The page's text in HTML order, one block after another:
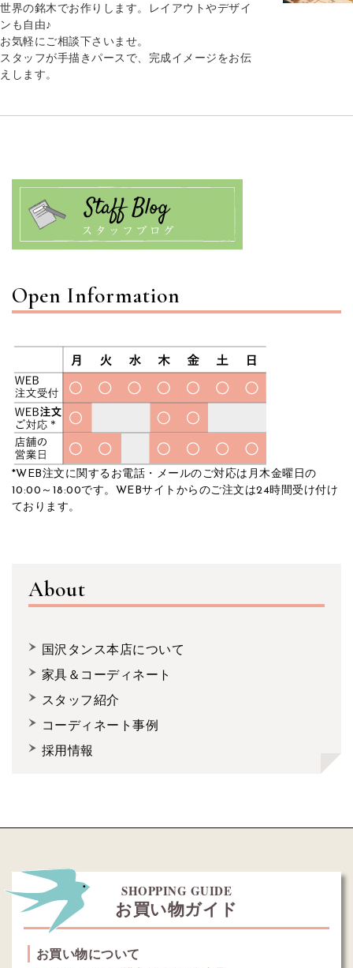
世界の銘木でお作りします。レイアウトやデザイ
ンも自由♪
お気軽にご相談下さいませ。
スタッフが手描きパースで、完成イメージをお伝
えします。
Open Information
*WEB注文に関するお電話・メールのご対応は月木金曜日の
10:00～18:00です。WEBサイトからのご注文は24時間受け付け
ております。
About
国沢タンス本店について
家具＆コーディネート
スタッフ紹介
コーディネート事例
採用情報
SHOPPING GUIDE
お買い物ガイド
お買い物について